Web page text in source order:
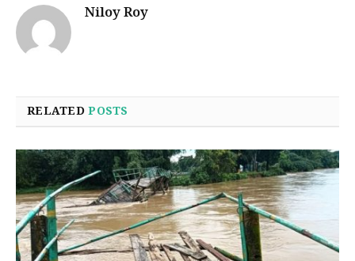
Niloy Roy
RELATEDPOSTS